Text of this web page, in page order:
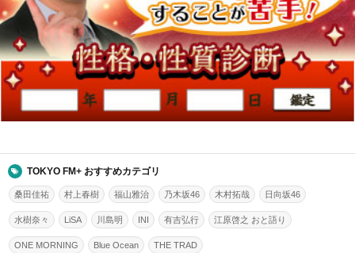
TOKYO FM+ おすすめカテゴリ
桑田佳祐 村上春樹 福山雅治 乃木坂46 木村拓哉 日向坂46
水樹奈々 LiSA 川島明 INI 有吉弘行 江原啓之 おと語り
ONE MORNING Blue Ocean THE TRAD